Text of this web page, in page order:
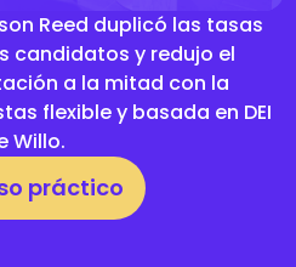
Reed duplicó las tasas
candidatos y redujo el
a la mitad con la
flexible y basada en DEI
Willo.
práctico